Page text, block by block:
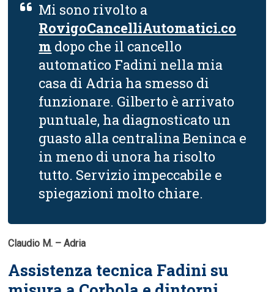
Mi sono rivolto a
RovigoCancelliAutomatici.co
m dopo che il cancello
automatico Fadini nella mia
casa di Adria ha smesso di
funzionare. Gilberto è arrivato
puntuale, ha diagnosticato un
guasto alla centralina Beninca e
in meno di unora ha risolto
tutto. Servizio impeccabile e
spiegazioni molto chiare.
Claudio M. – Adria
Assistenza tecnica Fadini su